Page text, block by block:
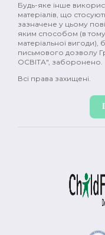
Будь-яке інше
матеріалів, що
зазначене у цьому
яким способом (в
матеріальної
письмового дозволу
ОСВІТА", заборонено.
Всі права захищені.